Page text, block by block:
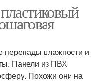
перепады влажности и
Панели из ПВХ
Похожи они на